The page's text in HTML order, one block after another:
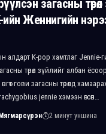
загасны төрөл
ийн Женнигийн
алдарт K-pop хамтлаг Jennie-
төрөл зүйлийг албан
өнгөт гови загасны төрөлд
jennie хэмээн өгсөн…
2 минут уншина